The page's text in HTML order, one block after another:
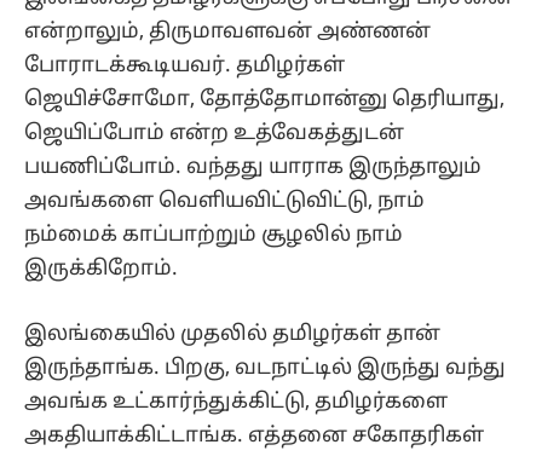
என்றாலும், திருமாவளவன் அண்ணன்
போராடக்கூடியவர். தமிழர்கள்
ஜெயிச்சோமோ, தோத்தோமான்னு தெரியாது,
ஜெயிப்போம் என்ற உத்வேகத்துடன்
பயணிப்போம். வந்தது யாராக இருந்தாலும்
அவங்களை வெளியவிட்டுவிட்டு, நாம்
நம்மைக் காப்பாற்றும் சூழலில் நாம்
இருக்கிறோம்.
இலங்கையில் முதலில் தமிழர்கள் தான்
இருந்தாங்க. பிறகு, வடநாட்டில் இருந்து வந்து
அவங்க உட்கார்ந்துக்கிட்டு, தமிழர்களை
அகதியாக்கிட்டாங்க. எத்தனை சகோதரிகள்